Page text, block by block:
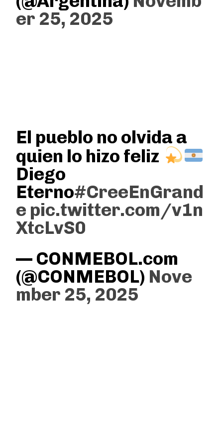
er 25, 2025
El pueblo no olvida a
quien lo hizo feliz
Diego
Eterno#CreeEnGrand
e pic.twitter.com/v1n
XtcLvS0
— CONMEBOL.com
(@CONMEBOL) Nove
mber 25, 2025